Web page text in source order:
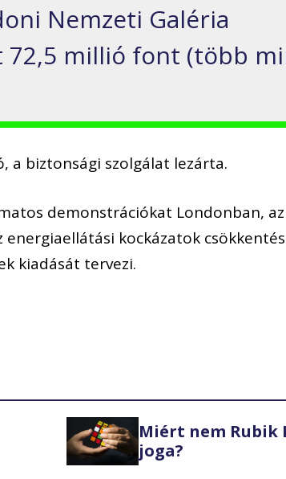
Nemzeti Galéria
72,5 millió font (több
a biztonsági szolgálat lezárta.
demonstrációkat Londonban,
kockázatok
kiadását tervezi.
Miért nem Rubik
joga?